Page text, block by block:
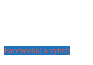
Facebookuj a vyhraj